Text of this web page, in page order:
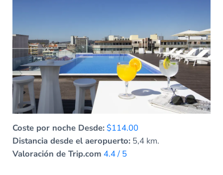
Coste por noche Desde: $114.00
Distancia desde el aeropuerto:5,4 km.
Valoración de Trip.com 4.4 / 5